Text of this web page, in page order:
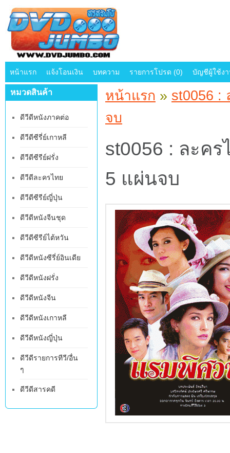
หน้าแรก แจ้งโอนเงิน บทความ รายการโปรด (0) บัญชีผู้ใช้ง
หมวดสินค้า
ดีวีดีหนังภาคต่อ
ดีวีดีซีรี่ย์เกาหลี
ดีวีดีซีรีย์ฝรั่ง
ดีวีดีละครไทย
ดีวีดีซีรีย์ญี่ปุ่น
ดีวีดีหนังจีนชุด
ดีวีดีซีรีย์ไต้หวัน
ดีวีดีหนังซีรี่ย์อินเดีย
ดีวีดีหนังฝรั่ง
ดีวีดีหนังจีน
ดีวีดีหนังเกาหลี
ดีวีดีหนังญี่ปุ่น
ดีวีดีรายการทีวี/อื่น
ๆ
ดีวีดีสารคดี
หน้าแรก » st0056 :
จบ
st0056 : ละค
5 แผ่นจบ